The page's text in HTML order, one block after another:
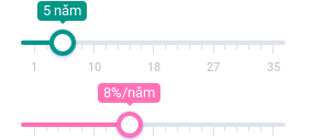
5 năm
1 10 18 27 35
8%/năm